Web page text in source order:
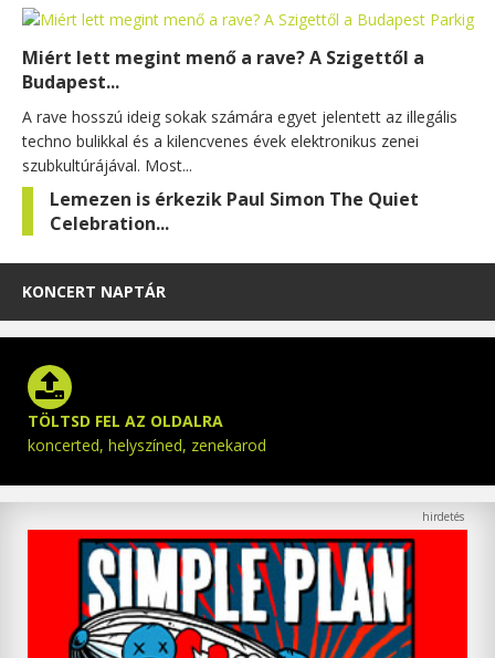
Miért lett megint menő a rave? A Szigettől a
Budapest...
A rave hosszú ideig sokak számára egyet jelentett az illegális
techno bulikkal és a kilencvenes évek elektronikus zenei
szubkultúrájával. Most...
Lemezen is érkezik Paul Simon The Quiet
Celebration...
KONCERT NAPTÁR
TÖLTSD FEL AZ OLDALRA
koncerted, helyszíned, zenekarod